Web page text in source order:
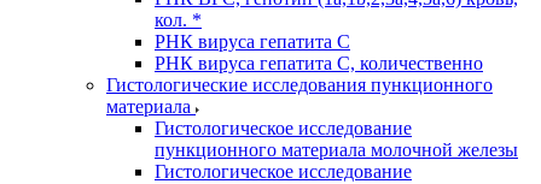
кол. *
РНК вируса гепатита C
РНК вируса гепатита C, количественно
Гистологические исследования пункционного
материала
Гистологическое исследование
пункционного материала молочной железы
Гистологическое исследование